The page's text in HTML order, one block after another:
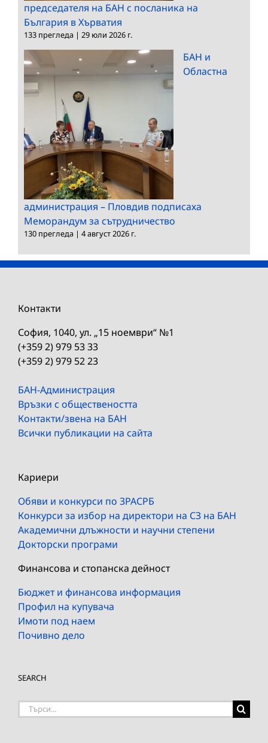
председателя на БАН с посланика на
България в Хърватия
133 прегледа | 29 юли 2026 г.
БАН и
Областна
администрация – Пловдив подписаха
Меморандум за сътрудничество
130 прегледа | 4 август 2026 г.
Контакти
София, 1040, ул. „15 ноември“ №1
(+359 2) 979 53 33
(+359 2) 979 52 23
БАН-Администрация
Връзки с обществеността
Контакти/звена на БАН
Всички публикации на сайта
Кариери
Обяви и конкурси по ЗРАСРБ
Конкурси за избор на директори на СЗ на БАН
Академични длъжности и научни степени
Докторски програми
Финансова и стопанска дейност
Бюджет и финансова информация
Профил на купувача
Имоти под наем
Почивно дело
SEARCH
Търсене